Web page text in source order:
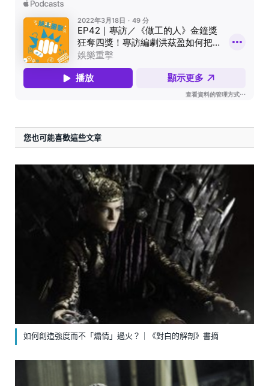
您也可能喜歡這些文章
如何創造強度而不「煽情」過火？｜《對白的解剖》書摘